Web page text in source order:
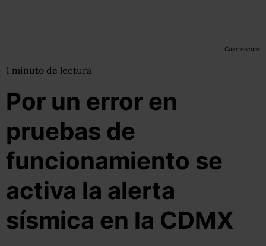
Cuartoscuro
1 minuto de lectura
Por un error en
pruebas de
funcionamiento se
activa la alerta
sísmica en la CDMX